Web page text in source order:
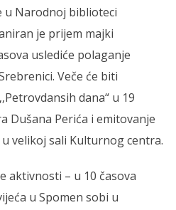
u Narodnoj biblioteci
je prijem majki
uslediće polaganje
Veče će biti
dana“ u 19
Dušana Perića i emitovanje
u velikoj sali Kulturnog centra.
aktivnosti – u 10 časova
u Spomen sobi u